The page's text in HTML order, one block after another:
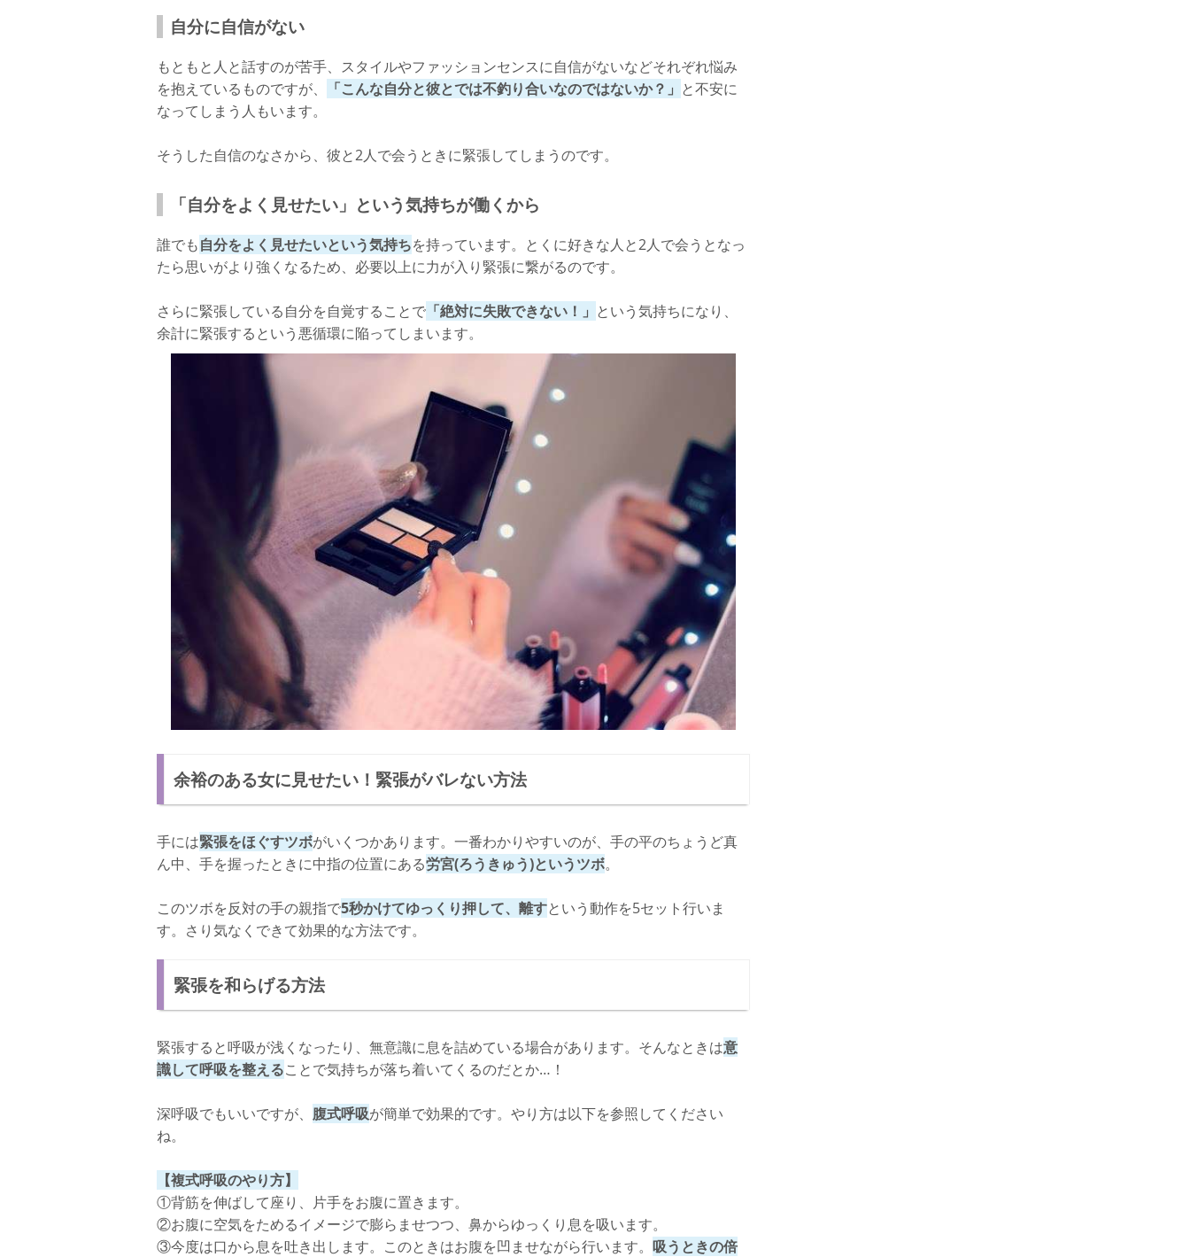
自分に自信がない
もともと人と話すのが苦手、スタイルやファッションセンスに自信がないなどそれぞれ悩み
を抱えているものですが、
「こんな自分と彼とでは不釣り合いなのではないか？」 と不安に
なってしまう人もいます。
そうした自信のなさから、彼と2人で会うときに緊張してしまうのです。
「自分をよく見せたい」という気持ちが働くから
誰でも自分をよく見せたいという気持ちを持っています。とくに好きな人と2人で会うとなっ
たら思いがより強くなるため、必要以上に力が入り緊張に繋がるのです。
さらに緊張している自分を自覚することで 「絶対に失敗できない！」 という気持ちになり、
余計に緊張するという悪循環に陥ってしまいます。
余裕のある女に見せたい！緊張がバレない方法
手には緊張をほぐすツボがいくつかあります。一番わかりやすいのが、手の平のちょうど真
ん中、手を握ったときに中指の位置にある労宮(ろうきゅう)というツボ。
このツボを反対の手の親指で5秒かけてゆっくり押して、離すという動作を5セット行いま
す。さり気なくできて効果的な方法です。
緊張を和らげる方法
緊張すると呼吸が浅くなったり、無意識に息を詰めている場合があります。そんなときは意
識して呼吸を整えることで気持ちが落ち着いてくるのだとか…！
深呼吸でもいいですが、 腹式呼吸が簡単で効果的です。やり方は以下を参照してください
ね。
【複式呼吸のやり方】
①背筋を伸ばして座り、片手をお腹に置きます。
②お腹に空気をためるイメージで膨らませつつ、鼻からゆっくり息を吸います。
③今度は口から息を吐き出します。このときはお腹を凹ませながら行います。 吸うときの倍